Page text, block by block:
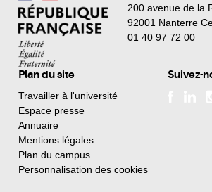
200 avenue de la
92001 Nanterre
01 40 97 72 00
Plan du site
Travailler à l'université
Espace presse
Annuaire
Mentions légales
Plan du campus
Personnalisation des cookies
Suivez-